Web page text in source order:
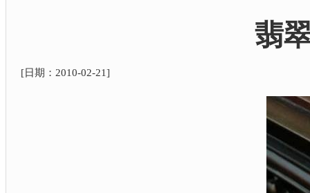
翡
[日期： 2010-02-21]